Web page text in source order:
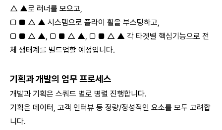
△ ▲로 러너를 모으고,
□ ■ △ ▲ 시스템으로 플라이 휠을 부스팅하고,
□ ■ △ ▲, □ ■ △ ▲, □ ■ △ ▲ 각 타겟별 핵심기능으로 전
체 생태계를 빌드업할 예정입니다.
기획과 개발의 업무 프로세스
개발과 기획은 스쿼드 별로 병렬 진행합니다.
기획은 데이터, 고객 인터뷰 등 정량/정성적인 요소를 모두 고려합
니다.